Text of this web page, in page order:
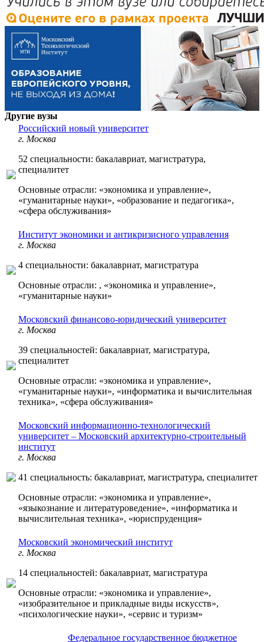
Другие вузы
Российский новый университет
г. Москва
52 специальности: бакалавриат, магистратура,
специалитет
Основные отрасли: «экономика и управление»,
«гуманитарные науки», «образование и педагогика»,
«сфера обслуживания»
Институт экономики и антикризисного управления
г. Москва
4 специальности: бакалавриат, магистратура
Основные отрасли: , «экономика и управление»,
«гуманитарные науки»
Московский финансово-юридический университет
г. Москва
39 специальностей: бакалавриат, магистратура,
специалитет
Основные отрасли: «экономика и управление»,
«гуманитарные науки», «информатика и вычислительная
техника», «сфера обслуживания»
Московский информационно-технологический
университет – Московский архитектурно-строительный
институт
г. Москва
41 специальность: бакалавриат, магистратура, специалитет
Основные отрасли: «экономика и управление»,
«языкознание и литературоведение», «информатика и
вычислительная техника», «юриспруденция»
Московский экономический институт
г. Москва
14 специальностей: бакалавриат, магистратура
Основные отрасли: «экономика и управление»,
«изобразительное и прикладные виды искусств»,
«психологические науки», «сервис и туризм»
Федеральное государственное бюджетное